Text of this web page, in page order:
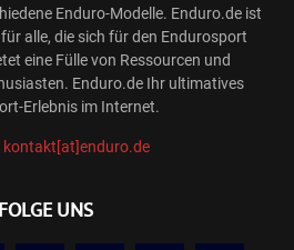
Enduro-Modelle. Enduro.de ist
alle, die sich für den Endurosport
eine Fülle von Ressourcen und
Enduro.de Ihr ultimatives
Erlebnis im Internet.
kontakt[at]enduro.de
FOLGE UNS